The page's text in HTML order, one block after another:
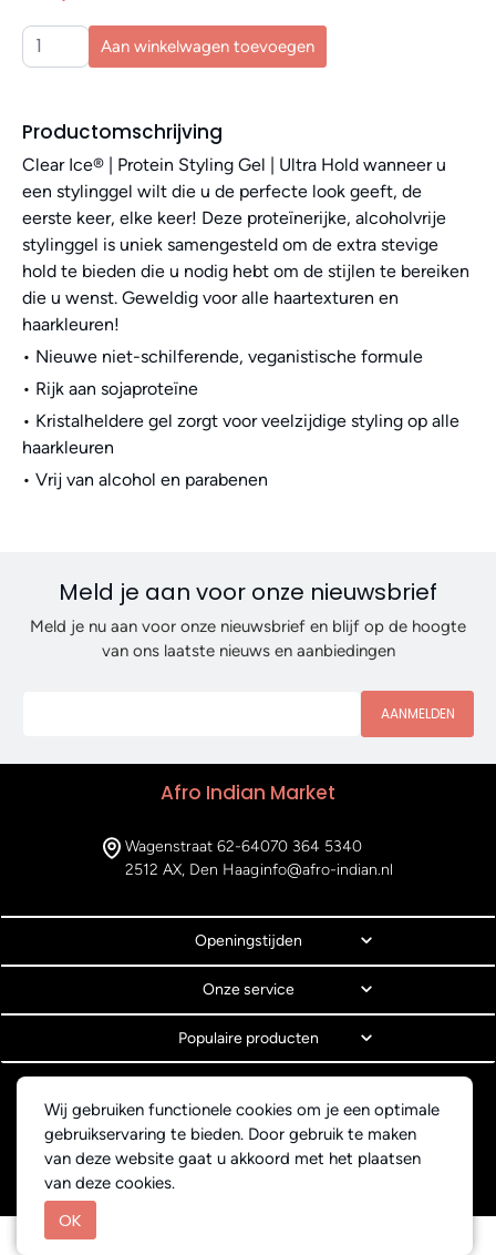
Wij gebruiken functionele cookies om je een optimale
gebruikservaring te bieden. Door gebruik te maken
van deze website gaat u akkoord met het plaatsen
van deze cookies.
OK
Aan winkelwagen toevoegen
Productomschrijving
Clear Ice® | Protein Styling Gel | Ultra Hold wanneer u
een stylinggel wilt die u de perfecte look geeft, de
eerste keer, elke keer! Deze proteïnerijke, alcoholvrije
stylinggel is uniek samengesteld om de extra stevige
hold te bieden die u nodig hebt om de stijlen te bereiken
die u wenst. Geweldig voor alle haartexturen en
haarkleuren!
• Nieuwe niet-schilferende, veganistische formule
• Rijk aan sojaproteïne
• Kristalheldere gel zorgt voor veelzijdige styling op alle
haarkleuren
• Vrij van alcohol en parabenen
Meld je aan voor onze nieuwsbrief
Meld je nu aan voor onze nieuwsbrief en blijf op de hoogte
van ons laatste nieuws en aanbiedingen
AANMELDEN
Afro Indian Market
Wagenstraat 62-64
2512 AX, Den Haag
070 364 5340
info@afro-indian.nl
Openingstijden
Onze service
Populaire producten
Algemene voorwaarden
Privacyverklaring
Webdesign BEWISE Solutions